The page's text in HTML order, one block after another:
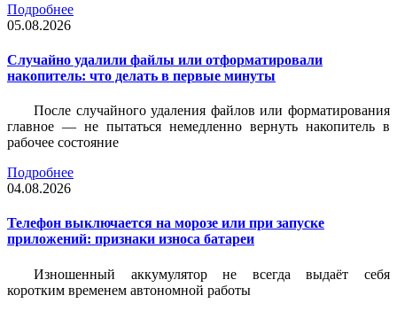
Подробнее
05.08.2026
Случайно удалили файлы или отформатировали
накопитель: что делать в первые минуты
После случайного удаления файлов или форматирования
главное — не пытаться немедленно вернуть накопитель в
рабочее состояние
Подробнее
04.08.2026
Телефон выключается на морозе или при запуске
приложений: признаки износа батареи
Изношенный аккумулятор не всегда выдаёт себя
коротким временем автономной работы